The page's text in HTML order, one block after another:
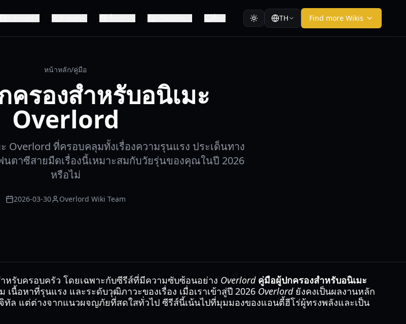
TH Find more Wikis
หน้าหลัก/คู่มือ
ครองสำหรับอนิเมะ
Overlord
Overlord ที่ครอบคลุมทั้งเรื่องความรุนแรง ประเด็นทาง
นตาซีสายมืดเรื่องนี้เหมาะสมกับวัยรุ่นของคุณในปี 2026
หรือไม่
2026-03-30 Overlord Wiki Team
หรับครอบครัว โดยเฉพาะกับซีรีส์ที่มีความซับซ้อนอย่าง Overlord คู่มือผู้ปกครองสำหรับอนิเมะ
นื้อหาที่รุนแรง และระดับวุฒิภาวะของเรื่อง เมื่อเราเข้าสู่ปี 2026 Overlordยังคงเป็นผลงานหลัก
ทัล แต่ต่างจากแนวผจญภัยที่สดใสทั่วไป ซีรีส์นี้เน้นไปที่มุมมองของแอนตี้ฮีโร่ผู้ทรงพลังและเป็น